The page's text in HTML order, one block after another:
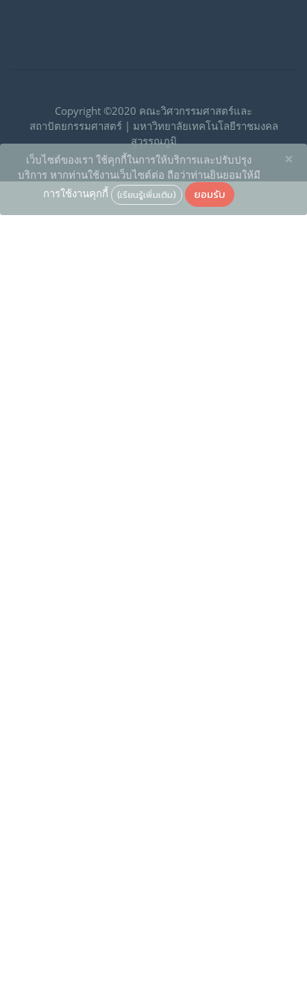
Copyright ©2020 คณะวิศวกรรมศาสตร์และ
สถาปัตยกรรมศาสตร์ | มหาวิทยาลัยเทคโนโลยีราชมงคล
สุวรรณภูมิ
เว็บไซต์ของเรา ใช้คุกกี้ในการให้บริการและปรับปรุง
บริการ หากท่านใช้งานเว็บไซต์ต่อ ถือว่าท่านยินยอมให้มี
การใช้งานคุกกี้ (เรียนรู้เพิ่มเติม) ยอมรับ
×